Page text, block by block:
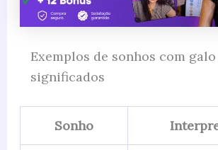
Exemplos de sonhos com galo
significados
Sonho